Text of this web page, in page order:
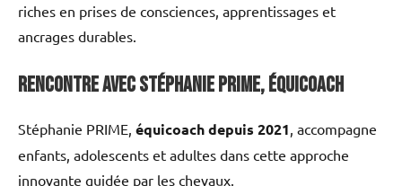
riches en prises de consciences, apprentissages et
ancrages durables.
Rencontre avec Stéphanie PRIME, équicoach
Stéphanie PRIME, équicoach depuis 2021 , accompagne
enfants, adolescents et adultes dans cette approche
innovante guidée par les chevaux.